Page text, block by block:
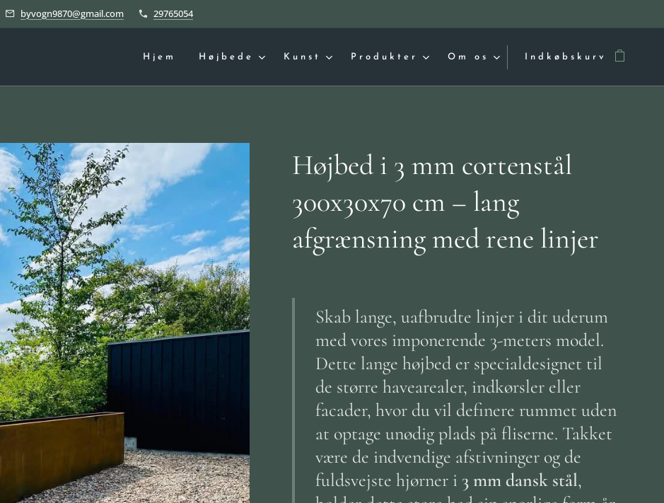
byvogn9870@gmail.com 29765054
Hjem Højbede Kunst Produkter Om os Indkøbskurv
Højbed i 3 mm cortenstål
300x30x70 cm – lang
afgrænsning med rene linjer
Skab lange, uafbrudte linjer i dit uderum
med vores imponerende 3-meters model.
Dette lange højbed er specialdesignet til
de større havearealer, indkørsler eller
facader, hvor du vil definere rummet uden
at optage unødig plads på fliserne. Takket
være de indvendige afstivninger og de
fuldsvejste hjørner i 3 mm dansk stål,